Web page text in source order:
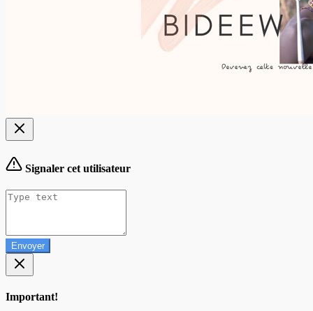
Signaler cet utilisateur
Envoyer
Important!